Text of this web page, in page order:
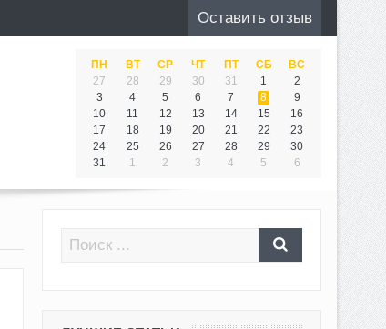
Оставить отзыв
ПН ВТ СР ЧТ ПТ СБ
ВС
27
28 29 30 31 1
2
3
4 5 6 7 8
9
10
11 12 13 14 15
16
17
18 19 20 21 22
23
24
25 26 27 28 29
30
31
1 2 3 4 5 6